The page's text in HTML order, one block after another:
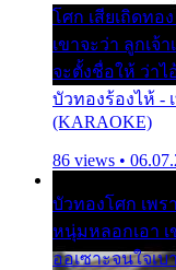
โศก เสียเถิดทอ
เขาจะว่า ลูกเจ้
จะตั้งชื่อให้ ว่าไ
บัวทองร้องไห้ -
(KARAOKE)
86 views •
บัวทองโศก เพ
หนุ่มหลอกเอา
ออเซาะจนใจเบ